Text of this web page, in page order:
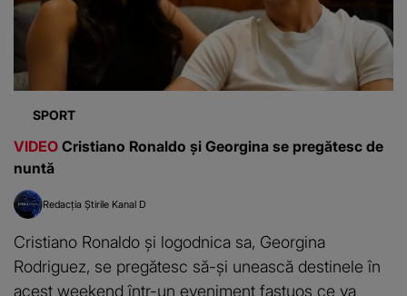
SPORT
VIDEO Cristiano Ronaldo și Georgina se pregătesc de
nuntă
Redacția Știrile Kanal D
Cristiano Ronaldo și logodnica sa, Georgina
Rodriguez, se pregătesc să-și unească destinele în
acest weekend într-un eveniment fastuos ce va